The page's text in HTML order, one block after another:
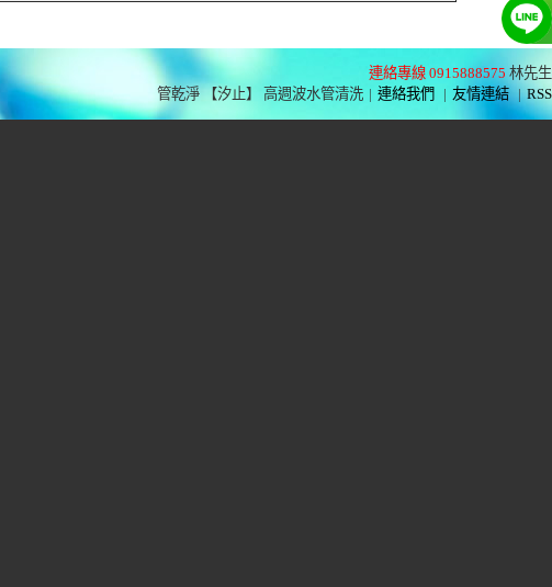
連絡專線 0915888575 林先生
管乾淨 【汐止】 高週波水管清洗 | 連絡我們 | 友情連結 | RSS